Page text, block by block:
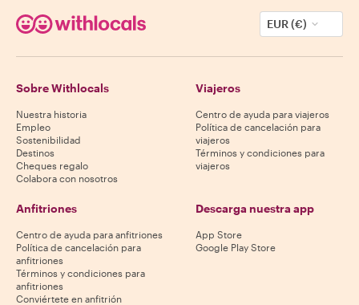
EUR (€)
Sobre Withlocals
Nuestra historia
Empleo
Sostenibilidad
Destinos
Cheques regalo
Colabora con nosotros
Viajeros
Centro de ayuda para viajeros
Política de cancelación para
viajeros
Términos y condiciones para
viajeros
Anfitriones
Centro de ayuda para anfitriones
Política de cancelación para
anfitriones
Términos y condiciones para
anfitriones
Conviértete en anfitrión
Descarga nuestra app
App Store
Google Play Store